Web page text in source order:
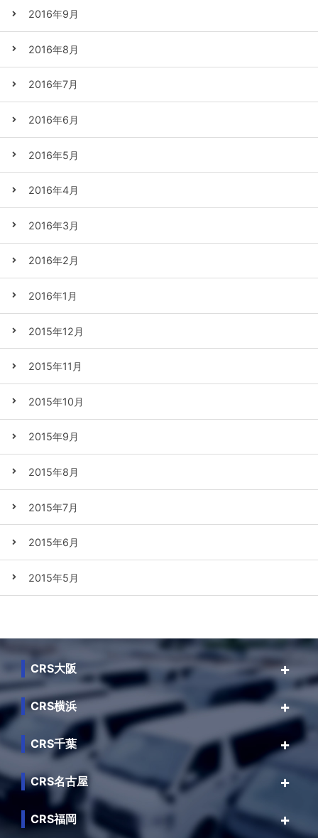
2016年9月
2016年8月
2016年7月
2016年6月
2016年5月
2016年4月
2016年3月
2016年2月
2016年1月
2015年12月
2015年11月
2015年10月
2015年9月
2015年8月
2015年7月
2015年6月
2015年5月
CRS大阪
CRS横浜
CRS千葉
CRS名古屋
CRS福岡